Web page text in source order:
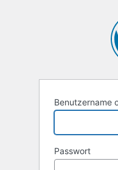
Benutzername
Passwort